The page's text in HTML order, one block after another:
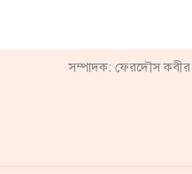
সম্পাদক: ফেরদৌস কবীর